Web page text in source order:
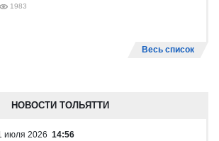
1983
Весь список
НОВОСТИ ТОЛЬЯТТИ
июля 2026 14:56